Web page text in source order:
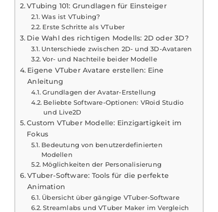
VTubing 101: Grundlagen für Einsteiger
Was ist VTubing?
Erste Schritte als VTuber
Die Wahl des richtigen Modells: 2D oder 3D?
Unterschiede zwischen 2D- und 3D-Avataren
Vor- und Nachteile beider Modelle
Eigene VTuber Avatare erstellen: Eine
Anleitung
Grundlagen der Avatar-Erstellung
Beliebte Software-Optionen: VRoid Studio
und Live2D
Custom VTuber Modelle: Einzigartigkeit im
Fokus
Bedeutung von benutzerdefinierten
Modellen
Möglichkeiten der Personalisierung
VTuber-Software: Tools für die perfekte
Animation
Übersicht über gängige VTuber-Software
Streamlabs und VTuber Maker im Vergleich